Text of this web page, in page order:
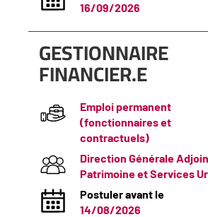
16/09/2026
GESTIONNAIRE
FINANCIER.E
(Nouvelle
fenêtre)
Emploi permanent
(fonctionnaires et
contractuels)
Direction Générale
Patrimoine et Services
Postuler avant le
14/08/2026